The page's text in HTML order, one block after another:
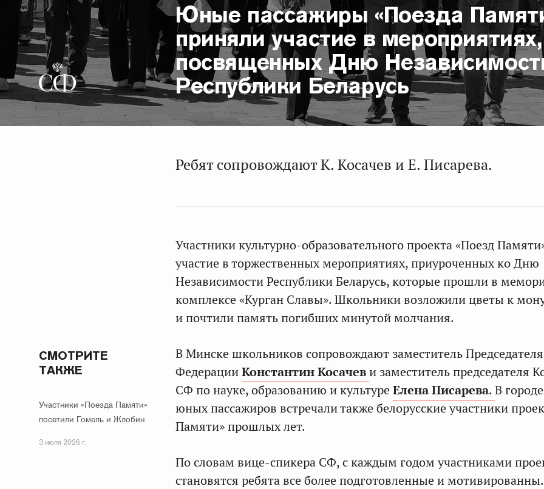
Юные пассажиры «Поезда
приняли участие в мероприятиях,
посвященных Дню
Республики Беларусь
Ребят сопровождают К. Косачев и Е. Писарева.
Участники культурно-образовательного проекта «Поезд
участие в торжественных мероприятиях, приуроченных ко Дню
Независимости Республики Беларусь, которые прошли в
комплексе «Курган Славы». Школьники возложили цветы к
и почтили память погибших минутой молчания.
СМОТРИТЕ
ТАКЖЕ
Участники «Поезда Памяти»
посетили Гомель и Жлобин
3 июля 2026 г.
В Минске школьников сопровождают заместитель
ФедерацииКонстантин Косачеви заместитель председателя
СФ по науке, образованию и культуре Елена Писарева.В
юных пассажиров встречали также белорусские участники
Памяти» прошлых лет.
По словам вице-спикера СФ, с каждым годом участниками
становятся ребята все более подготовленные и